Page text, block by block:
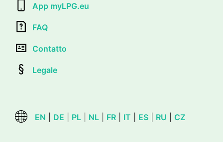
App myLPG.eu
FAQ
Contatto
Legale
EN DE PL NL FR IT ES RU CZ